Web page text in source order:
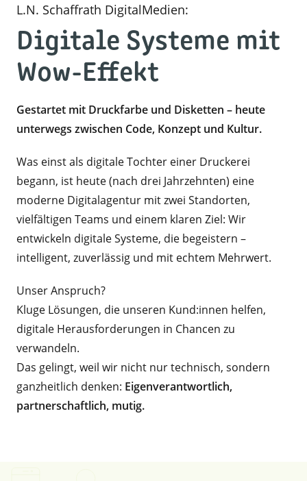
L.N. Schaffrath DigitalMedien:
Digitale Systeme mit
Wow-Effekt
Gestartet mit Druckfarbe und Disketten – heute
unterwegs zwischen Code, Konzept und Kultur.
Was einst als digitale Tochter einer Druckerei
begann, ist heute (nach drei Jahrzehnten) eine
moderne Digitalagentur mit zwei Standorten,
vielfältigen Teams und einem klaren Ziel: Wir
entwickeln digitale Systeme, die begeistern –
intelligent, zuverlässig und mit echtem Mehrwert.
Unser Anspruch?
Kluge Lösungen, die unseren Kund:innen helfen,
digitale Herausforderungen in Chancen zu
verwandeln.
Das gelingt, weil wir nicht nur technisch, sondern
ganzheitlich denken: Eigenverantwortlich,
partnerschaftlich, mutig.